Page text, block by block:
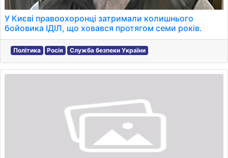
У Києві правоохоронці затримали колишнього
бойовика ІДІЛ, що ховався протягом семи років.
Політика Росія Служба безпеки України